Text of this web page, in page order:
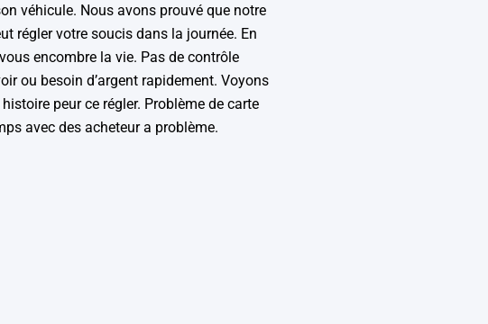
véhicule. Nous avons prouvé que notre
régler votre soucis dans la journée. En
encombre la vie. Pas de contrôle
ou besoin d’argent rapidement. Voyons
peur ce régler. Problème de carte
avec des acheteur a problème.